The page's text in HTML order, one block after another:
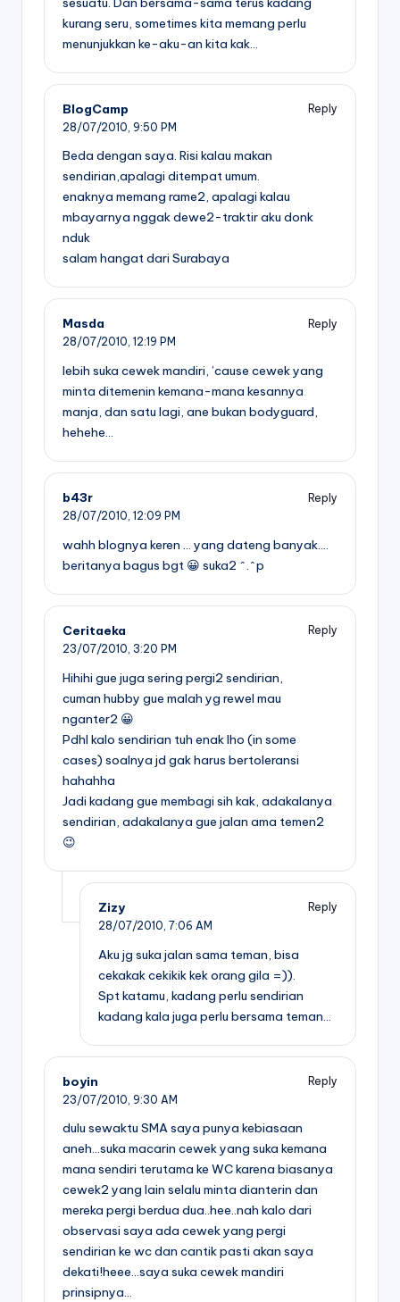
kurang seru, sometimes kita memang perlu
menunjukkan ke-aku-an kita kak…
BlogCamp
Reply
28/07/2010, 9:50 PM
Beda dengan saya. Risi kalau makan
sendirian,apalagi ditempat umum.
enaknya memang rame2, apalagi kalau
mbayarnya nggak dewe2-traktir aku donk
nduk
salam hangat dari Surabaya
Masda
Reply
28/07/2010, 12:19 PM
lebih suka cewek mandiri, ’cause cewek yang
minta ditemenin kemana-mana kesannya
manja, dan satu lagi, ane bukan bodyguard,
hehehe…
b43r
Reply
28/07/2010, 12:09 PM
wahh blognya keren … yang dateng banyak….
beritanya bagus bgt 😀 suka2 ^.^p
Ceritaeka
Reply
23/07/2010, 3:20 PM
Hihihi gue juga sering pergi2 sendirian,
cuman hubby gue malah yg rewel mau
nganter2 😀
Pdhl kalo sendirian tuh enak lho (in some
cases) soalnya jd gak harus bertoleransi
hahahha
Jadi kadang gue membagi sih kak, adakalanya
sendirian, adakalanya gue jalan ama temen2
😉
Zizy
Reply
28/07/2010, 7:06 AM
Aku jg suka jalan sama teman, bisa
cekakak cekikik kek orang gila =)).
Spt katamu, kadang perlu sendirian
kadang kala juga perlu bersama teman…
boyin
Reply
23/07/2010, 9:30 AM
dulu sewaktu SMA saya punya kebiasaan
aneh…suka macarin cewek yang suka kemana
mana sendiri terutama ke WC karena biasanya
cewek2 yang lain selalu minta dianterin dan
mereka pergi berdua dua..hee..nah kalo dari
observasi saya ada cewek yang pergi
sendirian ke wc dan cantik pasti akan saya
dekati!heee…saya suka cewek mandiri
prinsipnya…